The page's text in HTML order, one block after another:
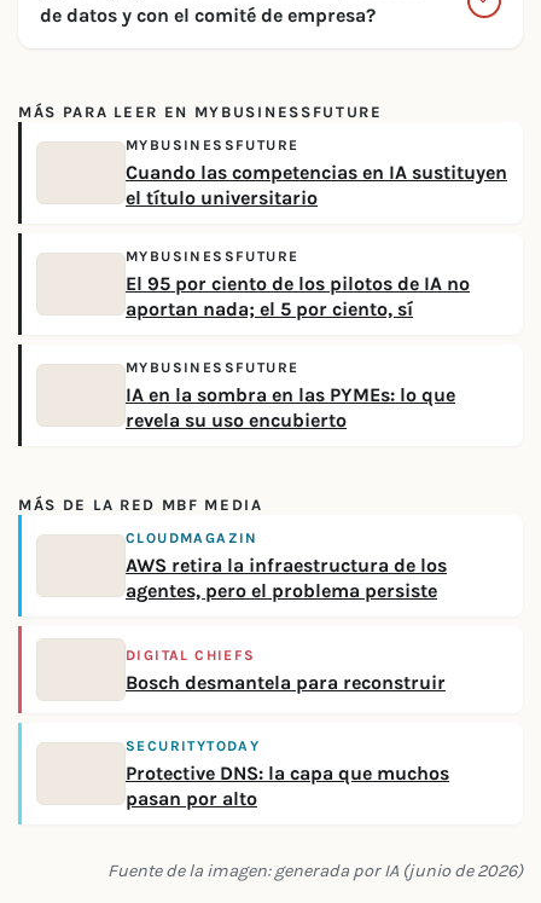
de datos y con el comité de empresa?
MÁS PARA LEER EN MYBUSINESSFUTURE
MYBUSINESSFUTURE
Cuando las competencias en IA sustituyen
el título universitario
MYBUSINESSFUTURE
El 95 por ciento de los pilotos de IA no
aportan nada; el 5 por ciento, sí
MYBUSINESSFUTURE
IA en la sombra en las PYMEs: lo que
revela su uso encubierto
MÁS DE LA RED MBF MEDIA
CLOUDMAGAZIN
AWS retira la infraestructura de los
agentes, pero el problema persiste
DIGITAL CHIEFS
Bosch desmantela para reconstruir
SECURITYTODAY
Protective DNS: la capa que muchos
pasan por alto
Fuente de la imagen: generada por IA (junio de 2026)